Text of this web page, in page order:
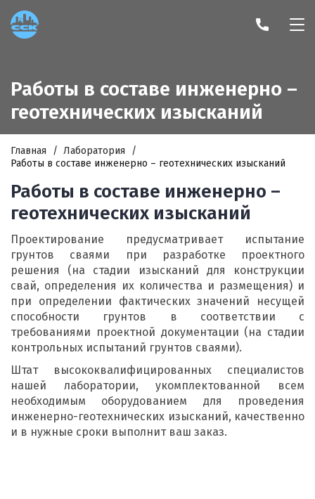
Главная
Лаборатория
Работы в составе инженерно – геотехнических изысканий
Работы в составе инженерно –
геотехнических изысканий
Работы в составе инженерно –
геотехнических изысканий
Проектирование предусматривает испытание
грунтов сваями при разработке проектного
решения (на стадии изысканий для конструкции
свай, определения их количества и размещения) и
при определении фактических значений несущей
способности грунтов в соответствии с
требованиями проектной документации (на стадии
контрольных испытаний грунтов сваями).
Штат высококвалифицированных специалистов
нашей лаборатории, укомплектованной всем
необходимым оборудованием для проведения
инженерно-геотехнических изысканий, качественно
и в нужные сроки выполнит ваш заказ.